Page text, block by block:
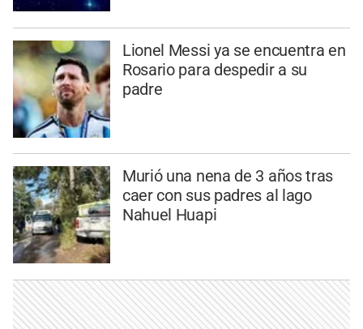
Lionel Messi ya se encuentra en
Rosario para despedir a su
padre
Murió una nena de 3 años tras
caer con sus padres al lago
Nahuel Huapi